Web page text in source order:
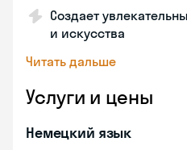
Создает
и искусства
Читать дальше
Услуги и цены
Немецкий язык